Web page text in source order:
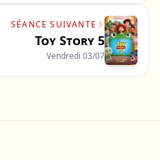
SÉANCE SUIVANTE
Toy Story 5
Vendredi 03/07